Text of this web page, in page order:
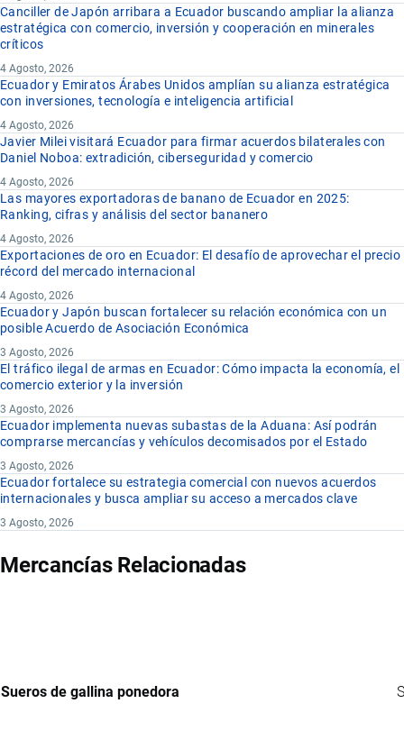
Canciller de Japón arribara a Ecuador buscando ampliar la alianza
estratégica con comercio, inversión y cooperación en minerales
críticos
4 Agosto, 2026
Ecuador y Emiratos Árabes Unidos amplían su alianza estratégica
con inversiones, tecnología e inteligencia artificial
4 Agosto, 2026
Javier Milei visitará Ecuador para firmar acuerdos bilaterales con
Daniel Noboa: extradición, ciberseguridad y comercio
4 Agosto, 2026
Las mayores exportadoras de banano de Ecuador en 2025:
Ranking, cifras y análisis del sector bananero
4 Agosto, 2026
Exportaciones de oro en Ecuador: El desafío de aprovechar el precio
récord del mercado internacional
4 Agosto, 2026
Ecuador y Japón buscan fortalecer su relación económica con un
posible Acuerdo de Asociación Económica
3 Agosto, 2026
El tráfico ilegal de armas en Ecuador: Cómo impacta la economía, el
comercio exterior y la inversión
3 Agosto, 2026
Ecuador implementa nuevas subastas de la Aduana: Así podrán
comprarse mercancías y vehículos decomisados por el Estado
3 Agosto, 2026
Ecuador fortalece su estrategia comercial con nuevos acuerdos
internacionales y busca ampliar su acceso a mercados clave
3 Agosto, 2026
Mercancías Relacionadas
Sueros de gallina ponedora